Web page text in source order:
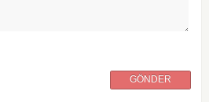
GÖNDER